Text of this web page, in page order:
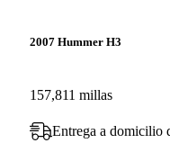
2007 Hummer H3
157,811 millas
Entrega a domicilio